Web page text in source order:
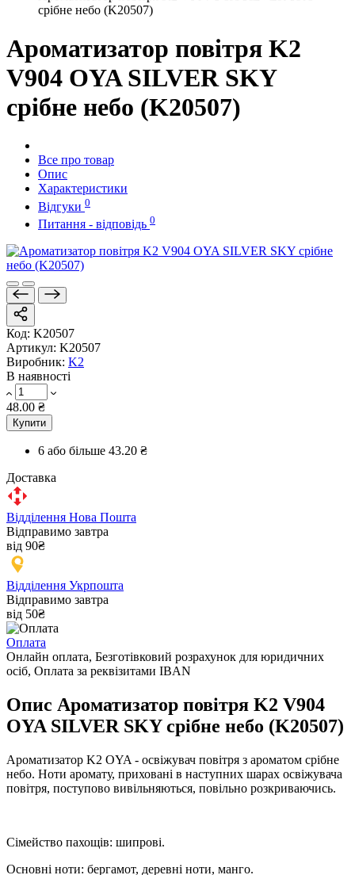
срібне небо (K20507)
Ароматизатор повітря K2
V904 OYA SILVER SKY
срібне небо (K20507)
Все про товар
Опис
Характеристики
Відгуки 0
Питання - відповідь 0
Код: K20507
Артикул: K20507
Виробник: K2
В наявності
48.00 ₴
Купити
6 або більше 43.20 ₴
Доставка
Відділення Нова Пошта
Відправимо завтра
від 90₴
Відділення Укрпошта
Відправимо завтра
від 50₴
Оплата
Онлайн оплата, Безготівковий розрахунок для юридичних
осіб, Оплата за реквізитами IBAN
Опис Ароматизатор повітря K2 V904
OYA SILVER SKY срібне небо (K20507)
Ароматизатор K2 OYA - освіжувач повітря з ароматом срібне
небо. Ноти аромату, приховані в наступних шарах освіжувача
повітря, поступово вивільняються, повільно розкриваючись.
Сімейство пахощів: шипрові.
Основні ноти: бергамот, деревні ноти, манго.